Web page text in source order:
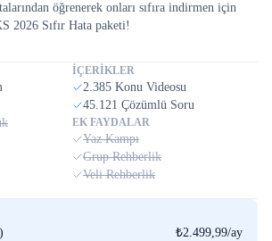
öğrenerek onları sıfıra indirmen için
2026 Sıfır Hata paketi!
İÇERİKLER
2.385 Konu Videosu
45.121 Çözümlü Soru
EK FAYDALAR
Yaz Kampı
Grup Rehberlik
Veli Rehberlik
) ₺2.499,99/ay